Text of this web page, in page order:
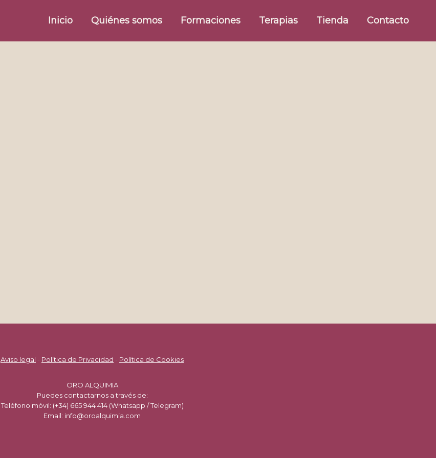
Inicio Quiénes somos Formaciones Terapias Tienda Contacto
Aviso legal - Política de Privacidad - Política de Cookies
ORO ALQUIMIA
Puedes contactarnos a través de:
Teléfono móvil: (+34) 665 944 414 (Whatsapp / Telegram)
Email: info@oroalquimia.com